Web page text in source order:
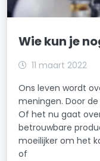
Wie kun je
11 maart 2022
Ons leven wordt
meningen. Door
Of het nu gaat
betrouwbare
moeilijker om het
of